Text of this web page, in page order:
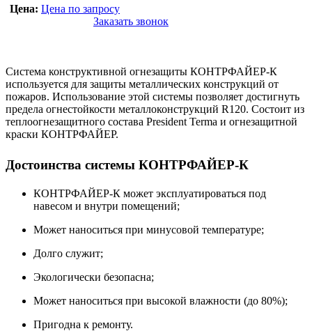
Цена: Цена по запросу
Заказать звонок
Система конструктивной огнезащиты КОНТРФАЙЕР-К
используется для защиты металлических конструкций от
пожаров. Использование этой системы позволяет достигнуть
предела огнестойкости металлоконструкций R120. Состоит из
теплоогнезащитного состава President Terma и огнезащитной
краски КОНТРФАЙЕР.
Достоинства системы КОНТРФАЙЕР-К
КОНТРФАЙЕР-К может эксплуатироваться под
навесом и внутри помещений;
Может наноситься при минусовой температуре;
Долго служит;
Экологически безопасна;
Может наноситься при высокой влажности (до 80%);
Пригодна к ремонту.